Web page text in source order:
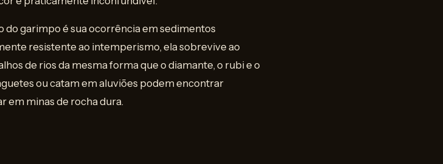
do garimpo é sua ocorrência em sedimentos
resistente ao intemperismo, ela sobrevive ao
de rios da mesma forma que o diamante, o rubi e o
ou catam em aluviões podem encontrar
em minas de rocha dura.